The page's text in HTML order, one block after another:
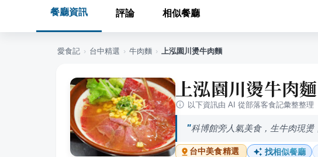
餐廳資訊 評論 相似餐廳
愛食記 › 台中精選 › 牛肉麵 › 上泓園川燙牛肉麵
上泓園川燙牛肉麵
以下資訊由 AI 從部落客食記彙整整理
科博館旁人氣美食，生牛肉現燙
台中美食精選 找相似餐廳